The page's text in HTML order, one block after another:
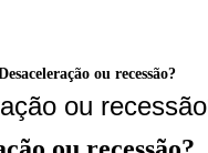
ou recessão?
ou